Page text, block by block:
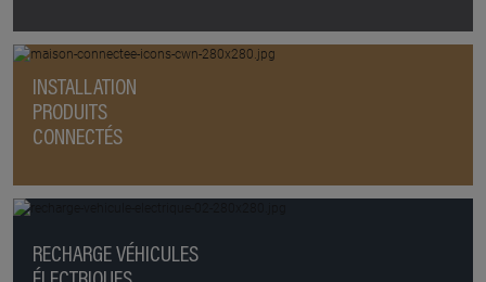
INSTALLATION
PRODUITS
CONNECTÉS
RECHARGE VÉHICULES